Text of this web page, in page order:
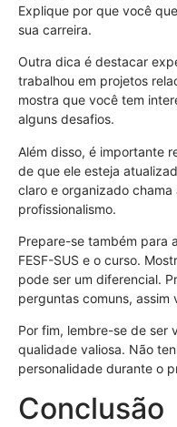
Explique por que você
sua carreira.
Outra dica é destacar
trabalhou em projetos
mostra que você tem
alguns desafios.
Além disso, é importante
de que ele esteja
claro e organizado
profissionalismo.
Prepare-se também para
FESF-SUS e o curso.
pode ser um diferencial.
perguntas comuns, assim
Por fim, lembre-se de ser
qualidade valiosa. Não
personalidade durante o
Conclusão